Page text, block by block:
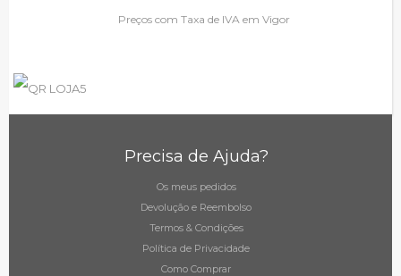
Preços com Taxa de IVA em Vigor
Precisa de Ajuda?
Os meus pedidos
Devolução e Reembolso
Termos & Condições
Política de Privacidade
Como Comprar